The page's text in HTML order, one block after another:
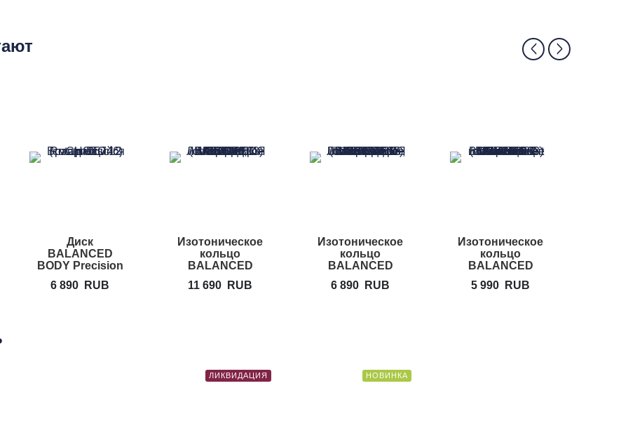
Диск
BALANCED
BODY Precision
6 890 RUB
Изотоническое
кольцо
BALANCED
Toner
11 690 RUB
Изотоническое
кольцо
BALANCED
Circle
6 890 RUB
Изотоническое
кольцо
BALANCED
Mini Circle
5 990 RUB
ЛИКВИДАЦИЯ НОВИНКА